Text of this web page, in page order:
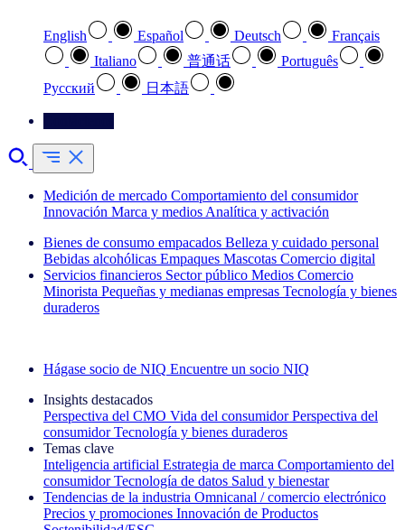
English Español Deutsch
Français
Italiano
普通话
Português
Pусский
日本語
Medición de mercado Comportamiento del consumidor
Innovación Marca y medios Analítica y activación
Bienes de consumo empacados Belleza y cuidado personal
Bebidas alcohólicas Empaques Mascotas Comercio digital
Servicios financieros Sector público Medios Comercio
Minorista Pequeñas y medianas empresas Tecnología y bienes
duraderos
Hágase socio de NIQ Encuentre un socio NIQ
Insights destacados
Perspectiva del CMO Vida del consumidor Perspectiva del
consumidor Tecnología y bienes duraderos
Temas clave
Inteligencia artificial Estrategia de marca Comportamiento del
consumidor Tecnología de datos Salud y bienestar
Tendencias de la industria Omnicanal / comercio electrónico
Precios y promociones Innovación de Productos